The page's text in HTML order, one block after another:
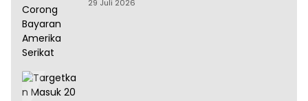
29 Juli 2026